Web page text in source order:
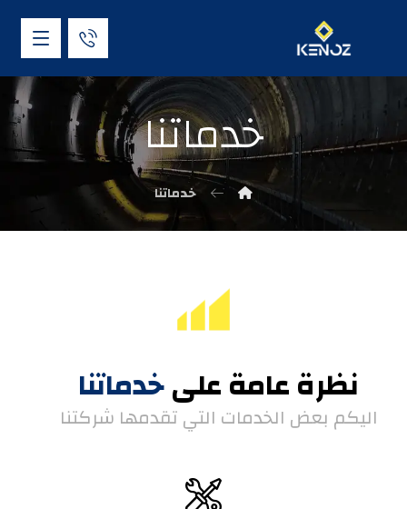
خدماتنا
خدماتنا
نظرة عامة علىخدماتنا
اليكم بعض الخدمات التي تقدمها شركتنا